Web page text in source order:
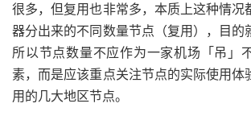
很多，但复用也非常多，本质上这种情况
器分出来的不同数量节点（复用），目的
所以节点数量不应作为一家机场「吊」
素，而是应该重点关注节点的实际使用体
用的几大地区节点。